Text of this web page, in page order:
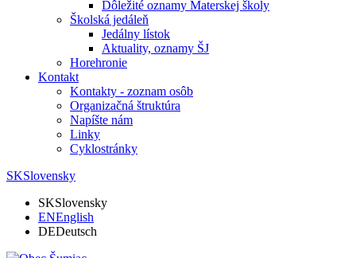
Dôležité oznamy Materskej školy
Školská jedáleň
Jedálny lístok
Aktuality, oznamy ŠJ
Horehronie
Kontakt
Kontakty - zoznam osôb
Organizačná štruktúra
Napíšte nám
Linky
Cyklostránky
SKSlovensky
SKSlovensky
ENEnglish
DEDeutsch